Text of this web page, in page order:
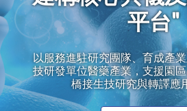
平台"
以服務進駐研究團隊、育成產
技研發單位醫藥產業，支援園
橋接生技研究與轉譯應